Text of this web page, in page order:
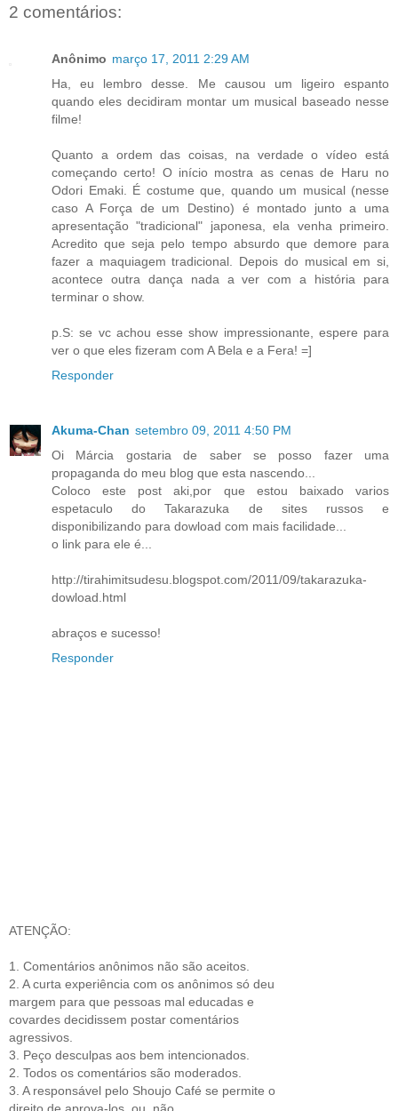
2 comentários:
Anônimo março 17, 2011 2:29 AM
Ha, eu lembro desse. Me causou um ligeiro espanto
quando eles decidiram montar um musical baseado nesse
filme!
Quanto a ordem das coisas, na verdade o vídeo está
começando certo! O início mostra as cenas de Haru no
Odori Emaki. É costume que, quando um musical (nesse
caso A Força de um Destino) é montado junto a uma
apresentação "tradicional" japonesa, ela venha primeiro.
Acredito que seja pelo tempo absurdo que demore para
fazer a maquiagem tradicional. Depois do musical em si,
acontece outra dança nada a ver com a história para
terminar o show.
p.S: se vc achou esse show impressionante, espere para
ver o que eles fizeram com A Bela e a Fera! =]
Responder
Akuma-Chan setembro 09, 2011 4:50 PM
Oi Márcia gostaria de saber se posso fazer uma
propaganda do meu blog que esta nascendo...
Coloco este post aki,por que estou baixado varios
espetaculo do Takarazuka de sites russos e
disponibilizando para dowload com mais facilidade...
o link para ele é...
http://tirahimitsudesu.blogspot.com/2011/09/takarazuka-
dowload.html
abraços e sucesso!
Responder
ATENÇÃO:
1. Comentários anônimos não são aceitos.
2. A curta experiência com os anônimos só deu
margem para que pessoas mal educadas e
covardes decidissem postar comentários
agressivos.
3. Peço desculpas aos bem intencionados.
2. Todos os comentários são moderados.
3. A responsável pelo Shoujo Café se permite o